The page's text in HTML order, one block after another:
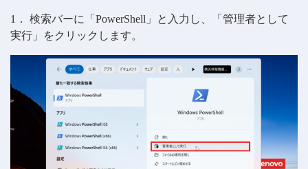
1． 検索バーに「PowerShell」と入力し、「管理者として
実行」をクリックします。